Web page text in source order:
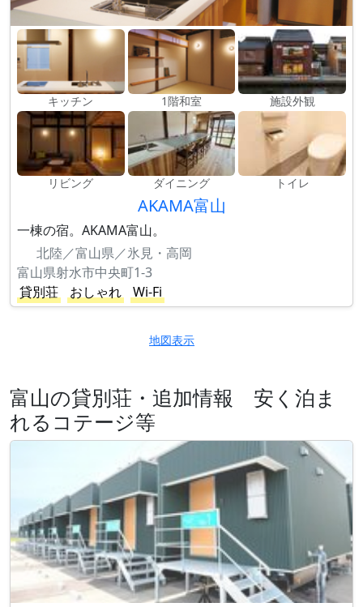
キッチン 1階和室 施設外観
リビング ダイニング トイレ
AKAMA富山
一棟の宿。AKAMA富山。
北陸／富山県／氷見・高岡
富山県射水市中央町1-3
貸別荘
おしゃれ Wi-Fi
地図表示
富山の貸別荘・追加情報 安く泊ま
れるコテージ等